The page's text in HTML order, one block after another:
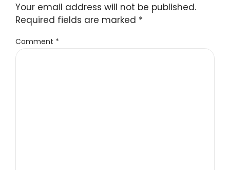
Your email address will not be published.
Required fields are marked *
Comment *